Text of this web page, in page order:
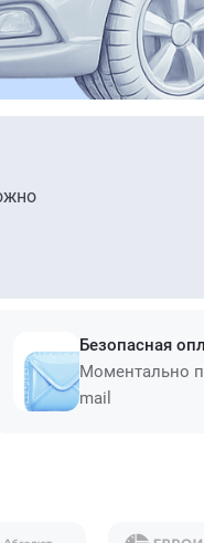
Безопасная
Моментально
mail